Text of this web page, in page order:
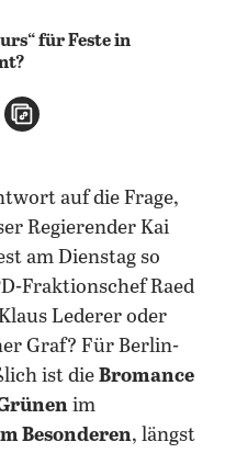
teilen
per E-Mail teilen
auf die Frage,
Regierender Kai
am Dienstag so
Fraktionschef Raed
Lederer oder
Graf? Für Berlin-
ist die Bromance
im
Besonderen, längst